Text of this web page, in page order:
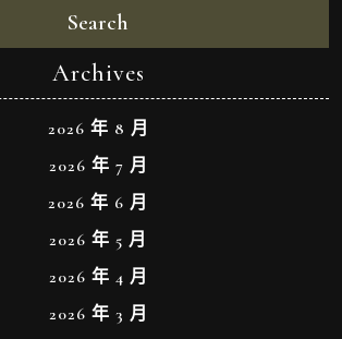
Search
Archives
2026 年 8 月
2026 年 7 月
2026 年 6 月
2026 年 5 月
2026 年 4 月
2026 年 3 月